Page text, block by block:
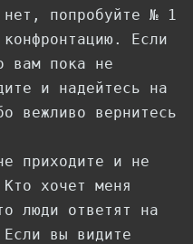
попробуйте № 1
Если
вам пока не
и надейтесь на
вежливо вернитесь
приходите и не
хочет меня
люди ответят на
вы видите